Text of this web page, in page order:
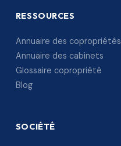
RESSOURCES
Annuaire des copropriétés
Annuaire des cabinets
Glossaire copropriété
Blog
SOCIÉTÉ